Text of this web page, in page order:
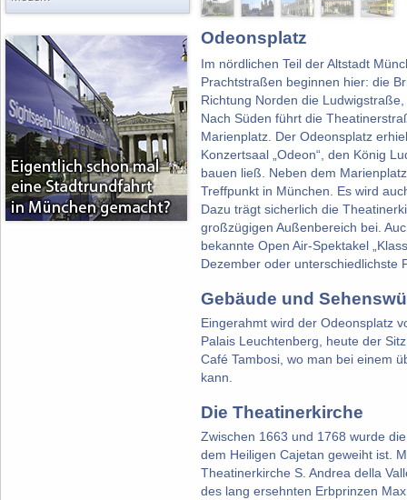
Odeonsplatz
Im nördlichen Teil der Altstadt
Prachtstraßen beginnen hier: die
Richtung Norden die
Nach Süden führt die
Marienplatz. Der Odeonsplatz
Konzertsaal „Odeon“, den König
bauen ließ. Neben dem
Treffpunkt in München. Es wird
Dazu trägt sicherlich die
großzügigen Außenbereich bei.
bekannte Open Air-Spektakel
Dezember oder unterschiedlichste
Gebäude und
Eingerahmt wird der Odeonsplatz
Palais Leuchtenberg, heute der
Café Tambosi, wo man bei einem
kann.
Die Theatinerkirche
Zwischen 1663 und 1768 wurde
dem Heiligen Cajetan geweiht ist.
Theatinerkirche S. Andrea della
des lang ersehnten Erbprinzen